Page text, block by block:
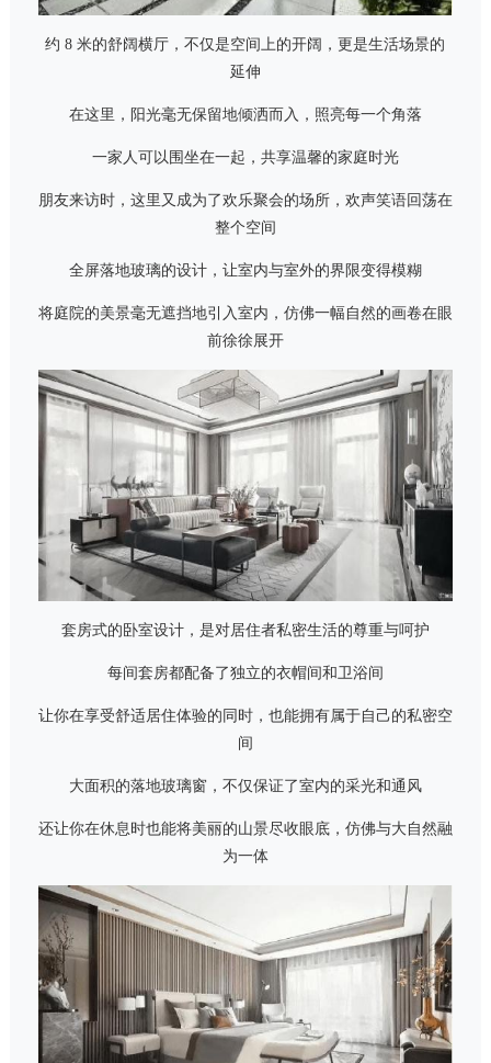
约 8 米的舒阔横厅，不仅是空间上的开阔，更是生活场景的
延伸
在这里，阳光毫无保留地倾洒而入，照亮每一个角落
一家人可以围坐在一起，共享温馨的家庭时光
朋友来访时，这里又成为了欢乐聚会的场所，欢声笑语回荡在
整个空间
全屏落地玻璃的设计，让室内与室外的界限变得模糊
将庭院的美景毫无遮挡地引入室内，仿佛一幅自然的画卷在眼
前徐徐展开
套房式的卧室设计，是对居住者私密生活的尊重与呵护
每间套房都配备了独立的衣帽间和卫浴间
让你在享受舒适居住体验的同时，也能拥有属于自己的私密空
间
大面积的落地玻璃窗，不仅保证了室内的采光和通风
还让你在休息时也能将美丽的山景尽收眼底，仿佛与大自然融
为一体